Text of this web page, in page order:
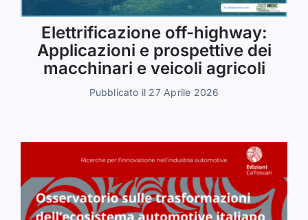
Elettrificazione off-highway:
Applicazioni e prospettive dei
macchinari e veicoli agricoli
Pubblicato il 27 Aprile 2026